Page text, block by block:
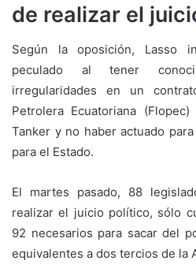
de realizar el
Según la oposición, Lasso
peculado al tener
irregularidades en un
Petrolera Ecuatoriana
Tanker y no haber actuado
para el Estado.
El martes pasado, 88
realizar el juicio político, sólo
92 necesarios para sacar del
equivalentes a dos tercios de la